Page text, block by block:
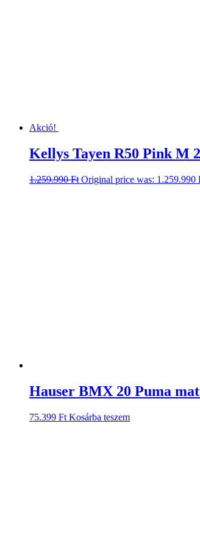
Akció!
Kellys Tayen R50 Pink M
1.259.990Ft Original price was: 1.259.990
Hauser BMX 20 Puma
75.399 Ft Kosárba teszem